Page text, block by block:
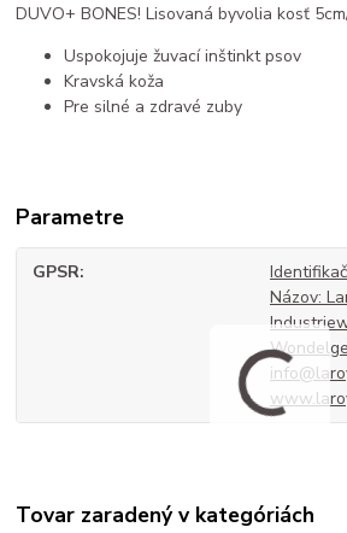
DUVO+ BONES! Lisovaná byvolia kosť
Uspokojuje žuvací inštinkt psov
Kravská koža
Pre silné a zdravé zuby
Parametre
GPSR
Názov:
Tovar zaradený v kategóriách